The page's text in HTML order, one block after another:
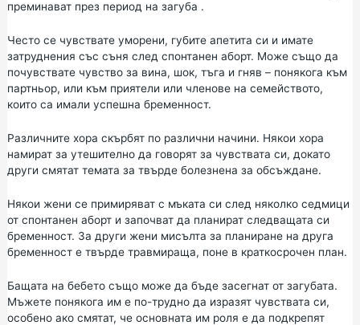
преминават през период на загуба .
Често се чувствате уморени, губите апетита си и имате
затруднения със съня след спонтанен аборт. Може също да
почувствате чувство за вина, шок, тъга и гняв – понякога към
партньор, или към приятели или членове на семейството,
които са имали успешна бременност.
Различните хора скърбят по различни начини. Някои хора
намират за утешително да говорят за чувствата си, докато
други смятат темата за твърде болезнена за обсъждане.
Някои жени се примиряват с мъката си след няколко седмици
от спонтанен аборт и започват да планират следващата си
бременност. За други жени мисълта за планиране на друга
бременност е твърде травмираща, поне в краткосрочен план.
Бащата на бебето също може да бъде засегнат от загубата.
Мъжете понякога им е по-трудно да изразят чувствата си,
особено ако смятат, че основната им роля е да подкрепят